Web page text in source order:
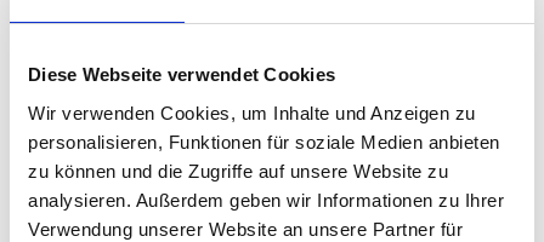
Diese Webseite verwendet Cookies
Wir verwenden Cookies, um Inhalte und Anzeigen zu
personalisieren, Funktionen für soziale Medien anbieten
zu können und die Zugriffe auf unsere Website zu
analysieren. Außerdem geben wir Informationen zu Ihrer
Verwendung unserer Website an unsere Partner für